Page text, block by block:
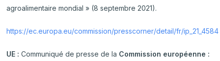
agroalimentaire mondial » (8 septembre 2021).
https://ec.europa.eu/commission/presscorner/detail/fr/ip_21_4584
UE :Communiqué de presse de la Commission européenne :